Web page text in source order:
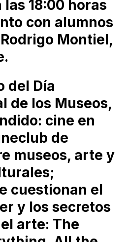
18:00 horas
con alumnos
Montiel,
del Día
de los Museos,
cine en
de
museos, arte y
cuestionan el
y los secretos
arte: The